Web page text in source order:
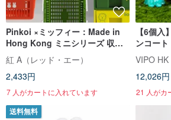
Pinkoi ×ミッフィー：Made in
Hong Kong ミニシリーズ 収納
ケース（台湾・香港・マカオ・
日本で限定販売）
紅 A（レッド・エー）
2,433円
7 人がカートに入れています
【6個入
ンコー
ー | ブラ
VIPO HK
12,026円
21 人がカ
送料無料